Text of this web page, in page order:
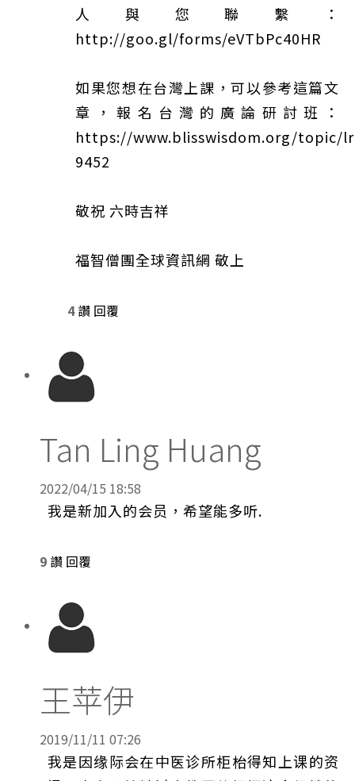
人與您聯繫：
http://goo.gl/forms/eVTbPc40HR
如果您想在台灣上課，可以參考這篇文
章，報名台灣的廣論研討班：
https://www.blisswisdom.org/topic/
9452
敬祝 六時吉祥
福智僧團全球資訊網 敬上
4 讚 回覆
Tan Ling Huang
2022/04/15 18:58
我是新加入的会员，希望能多听.
9 讚 回覆
王苹伊
2019/11/11 07:26
我是因缘际会在中医诊所柜枱得知上课的资